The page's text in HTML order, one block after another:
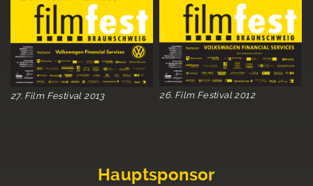
27. Film Festival 2013 26. Film Festival 2012
Hauptsponsor